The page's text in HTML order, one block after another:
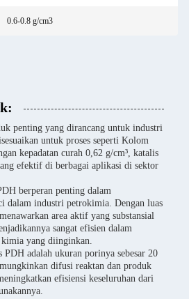
0.6-0.8 g/cm3
penting yang dirancang untuk industri
untuk proses seperti Kolom
kepadatan curah 0,62 g/cm³, katalis
efektif di berbagai aplikasi di sektor
berperan penting dalam
dalam industri petrokimia. Dengan luas
area aktif yang substansial
sangat efisien dalam
yang diinginkan.
adalah ukuran porinya sebesar 20
difusi reaktan dan produk
efisiensi keseluruhan dari